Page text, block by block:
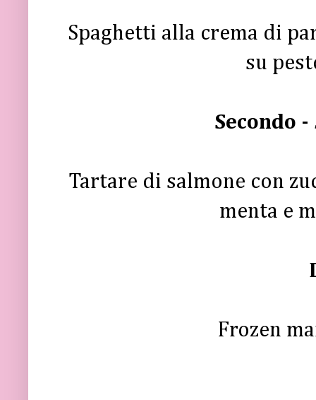
Spaghetti alla crema di
su
Secondo -
Tartare di salmone con
menta e
Frozen